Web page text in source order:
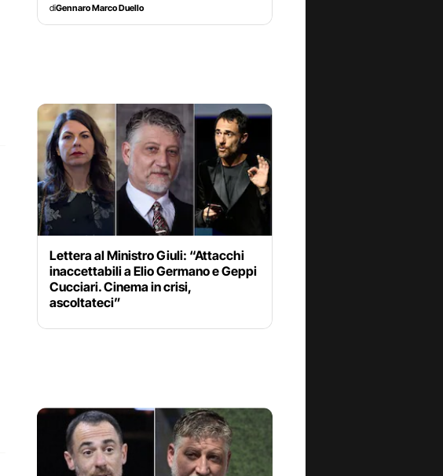
diGennaro Marco Duello
Lettera al Ministro Giuli: “Attacchi
inaccettabili a Elio Germano e Geppi
Cucciari. Cinema in crisi,
ascoltateci”